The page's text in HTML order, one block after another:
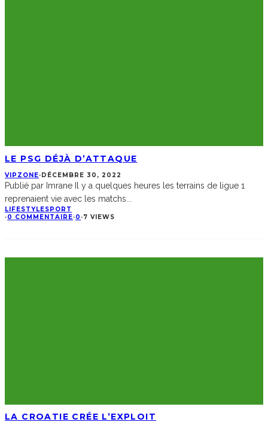
LE PSG DÉJÀ D’ATTAQUE
VIPZONE·DÉCEMBRE 30, 2022
Publié par Imrane Il y a quelques heures les terrains de ligue 1
reprenaient vie avec les matchs
LIFESTYLESPORT
·0 COMMENTAIRE·0 ·7 VIEWS
LA CROATIE CRÉE L’EXPLOIT